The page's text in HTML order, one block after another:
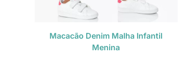
Macacão Denim Malha Infantil
Menina